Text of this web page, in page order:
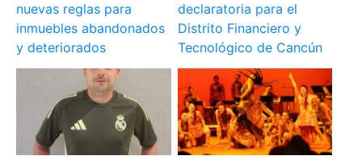
nuevas reglas para
inmuebles abandonados
y deteriorados
declaratoria para el
Distrito Financiero y
Tecnológico de Cancún